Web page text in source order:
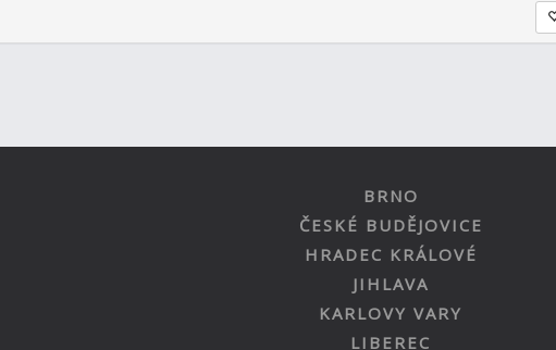
BRNO
ČESKÉ BUDĚJOVICE
HRADEC KRÁLOVÉ
JIHLAVA
KARLOVY VARY
LIBEREC